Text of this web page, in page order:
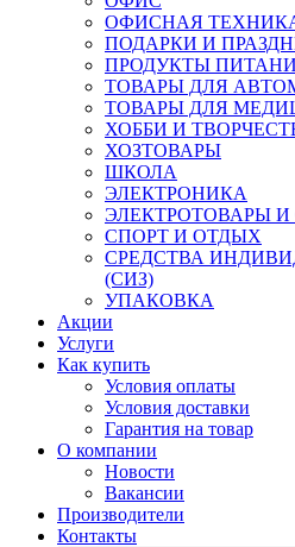
ОФИСНАЯ
ПОДАРКИ И
ПРОДУКТЫ
ТОВАРЫ ДЛЯ
ТОВАРЫ ДЛЯ
ХОББИ И
ХОЗТОВАРЫ
ШКОЛА
ЭЛЕКТРОНИКА
ЭЛЕКТРОТОВАРЫ
СПОРТ И ОТДЫХ
СРЕДСТВА
(СИЗ)
УПАКОВКА
Акции
Услуги
Как купить
Условия оплаты
Условия доставки
Гарантия на товар
О компании
Новости
Вакансии
Производители
Контакты